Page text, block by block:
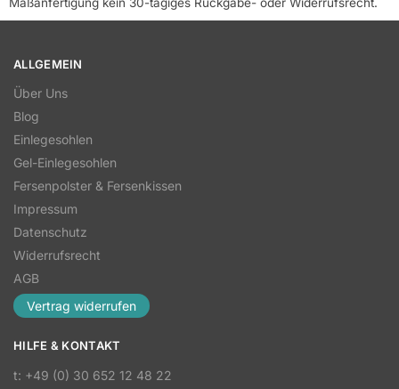
ALLGEMEIN
Über Uns
Blog
Einlegesohlen
Gel-Einlegesohlen
Fersenpolster & Fersenkissen
Impressum
Datenschutz
Widerrufsrecht
AGB
Vertrag widerrufen
HILFE & KONTAKT
t: +49 (0) 30 652 12 48 22